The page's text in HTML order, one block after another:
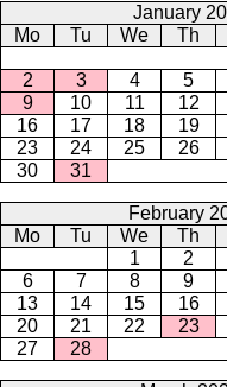
January
Mo
Tu We Th
2
3 4 5
9
10 11 12
16
17 18 19
23
24 25 26
30
31
February
Mo
Tu We Th
1
2
6
7 8 9
13
14 15 16
20
21 22 23
27
28